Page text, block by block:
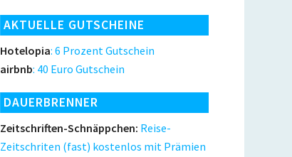
AKTUELLE GUTSCHEINE
Hotelopia: 6 Prozent Gutschein
airbnb: 40 Euro Gutschein
DAUERBRENNER
Zeitschriften-Schnäppchen: Reise-
Zeitschriten (fast) kostenlos mit Prämien